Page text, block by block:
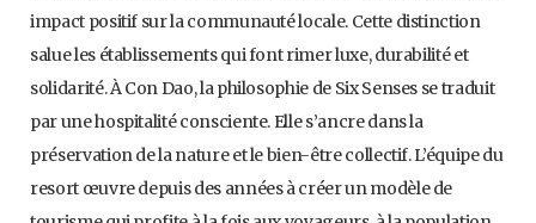
impact positif sur la communauté locale. Cette distinction
salue les établissements qui font rimer luxe, durabilité et
solidarité. À Con Dao, la philosophie de Six Senses se traduit
par une hospitalité consciente. Elle s’ancre dans la
préservation de la nature et le bien-être collectif. L’équipe du
resort œuvre depuis des années à créer un modèle de